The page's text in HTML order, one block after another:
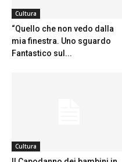
Cultura
“Quello che non vedo dalla
mia finestra. Uno sguardo
Fantastico sul...
Cultura